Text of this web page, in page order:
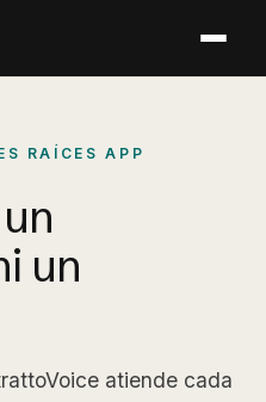
RAÍCES APP
un
atiende cada